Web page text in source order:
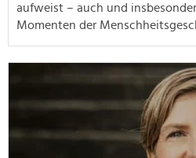
aufweist – auch und
Momenten der